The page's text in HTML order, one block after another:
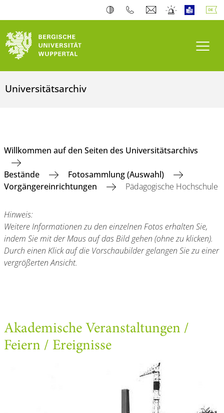
Universitätsarchiv
Willkommen auf den Seiten des Universitätsarchivs
Bestände
Fotosammlung (Auswahl)
Vorgängereinrichtungen
Pädagogische Hochschule
Hinweis:
Weitere Informationen zu den einzelnen Fotos erhalten Sie,
indem Sie mit der Maus auf das Bild gehen (ohne zu klicken).
Durch einen Klick auf die Vorschaubilder gelangen Sie zu einer
vergrößerten Ansicht.
Akademische Veranstaltungen /
Feiern / Ereignisse